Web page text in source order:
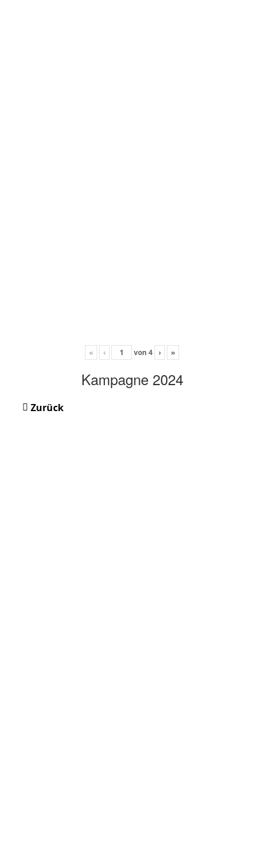
« ‹ von 4 › »
Kampagne 2024
Zurück